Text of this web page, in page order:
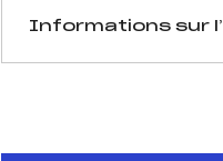
Informations sur
Arbitre :